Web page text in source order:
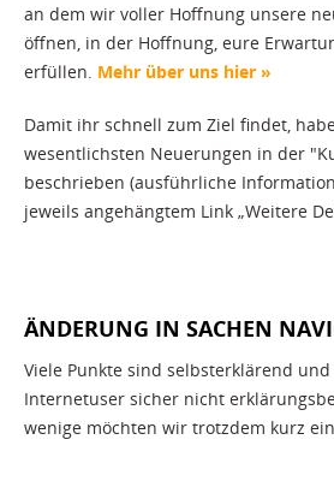
an dem wir voller Hoffnung unsere
öffnen, in der Hoffnung, eure
erfüllen. Mehr über uns hier »
Damit ihr schnell zum Ziel findet,
wesentlichsten Neuerungen in der
beschrieben (ausführliche
jeweils angehängtem Link „Weitere
ÄNDERUNG IN SACHEN
Viele Punkte sind selbsterklärend
Internetuser sicher nicht
wenige möchten wir trotzdem kurz